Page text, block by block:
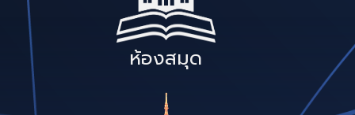
ห้องสมุด